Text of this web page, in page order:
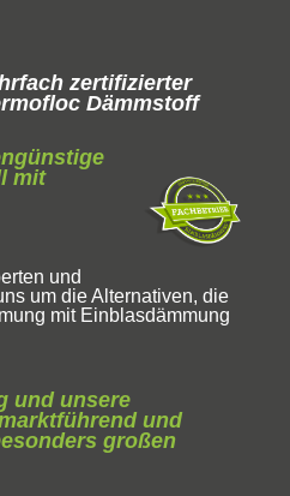
zertifizierter
Dämmstoff
mit
und
um die Alternativen, die
mit Einblasdämmung
und unsere
und
großen